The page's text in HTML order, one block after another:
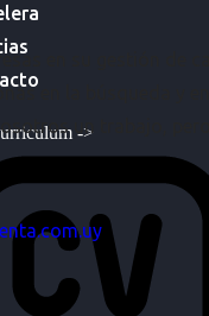
->
en su gestión de
en la búsqueda y
un trabajo, pero